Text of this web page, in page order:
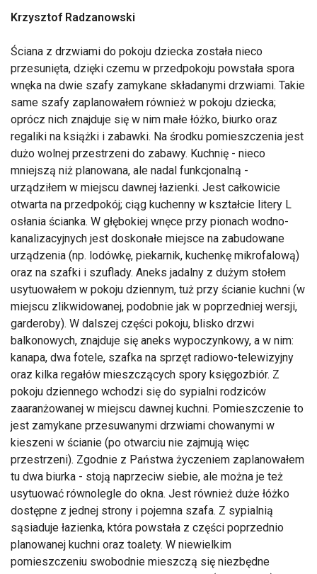
Krzysztof Radzanowski
Ściana z drzwiami do pokoju dziecka została nieco
przesunięta, dzięki czemu w przedpokoju powstała spora
wnęka na dwie szafy zamykane składanymi drzwiami. Takie
same szafy zaplanowałem również w pokoju dziecka;
oprócz nich znajduje się w nim małe łóżko, biurko oraz
regaliki na książki i zabawki. Na środku pomieszczenia jest
dużo wolnej przestrzeni do zabawy. Kuchnię - nieco
mniejszą niż planowana, ale nadal funkcjonalną -
urządziłem w miejscu dawnej łazienki. Jest całkowicie
otwarta na przedpokój; ciąg kuchenny w kształcie litery L
osłania ścianka. W głębokiej wnęce przy pionach wodno-
kanalizacyjnych jest doskonałe miejsce na zabudowane
urządzenia (np. lodówkę, piekarnik, kuchenkę mikrofalową)
oraz na szafki i szuflady. Aneks jadalny z dużym stołem
usytuowałem w pokoju dziennym, tuż przy ścianie kuchni (w
miejscu zlikwidowanej, podobnie jak w poprzedniej wersji,
garderoby). W dalszej części pokoju, blisko drzwi
balkonowych, znajduje się aneks wypoczynkowy, a w nim:
kanapa, dwa fotele, szafka na sprzęt radiowo-telewizyjny
oraz kilka regałów mieszczących spory księgozbiór. Z
pokoju dziennego wchodzi się do sypialni rodziców
zaaranżowanej w miejscu dawnej kuchni. Pomieszczenie to
jest zamykane przesuwanymi drzwiami chowanymi w
kieszeni w ścianie (po otwarciu nie zajmują więc
przestrzeni). Zgodnie z Państwa życzeniem zaplanowałem
tu dwa biurka - stoją naprzeciw siebie, ale można je też
usytuować równolegle do okna. Jest również duże łóżko
dostępne z jednej strony i pojemna szafa. Z sypialnią
sąsiaduje łazienka, która powstała z części poprzednio
planowanej kuchni oraz toalety. W niewielkim
pomieszczeniu swobodnie mieszczą się niezbędne